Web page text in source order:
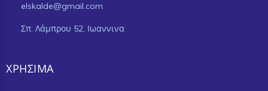
elskalde@gmail.com
Σπ. Λάμπρου 52, Ιωαννινα
ΧΡΉΣΙΜΑ